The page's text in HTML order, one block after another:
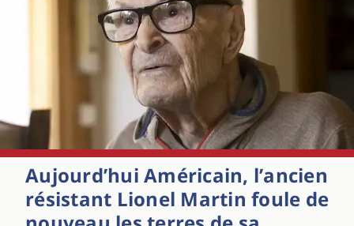
Aujourd’hui Américain, l’ancien
résistant Lionel Martin foule de